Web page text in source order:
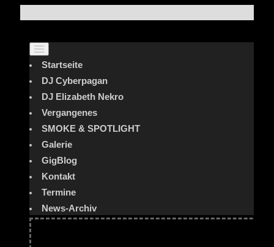
Startseite
DJ Cyberpagan
DJ Elizabeth Nekro
Vergangenes
SMOKE & SPOTLIGHT
Galerie
GigBlog
Kontakt
Termine
News-Archiv